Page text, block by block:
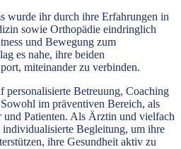
wurde ihr durch ihre Erfahrungen in
sowie Orthopädie eindringlich
und Bewegung zum
es nahe, ihre beiden
miteinander zu verbinden.
personalisierte Betreuung, Coaching
im präventiven Bereich, als
Patienten. Als Ärztin und vielfach
Begleitung, um ihre
ihre Gesundheit aktiv zu